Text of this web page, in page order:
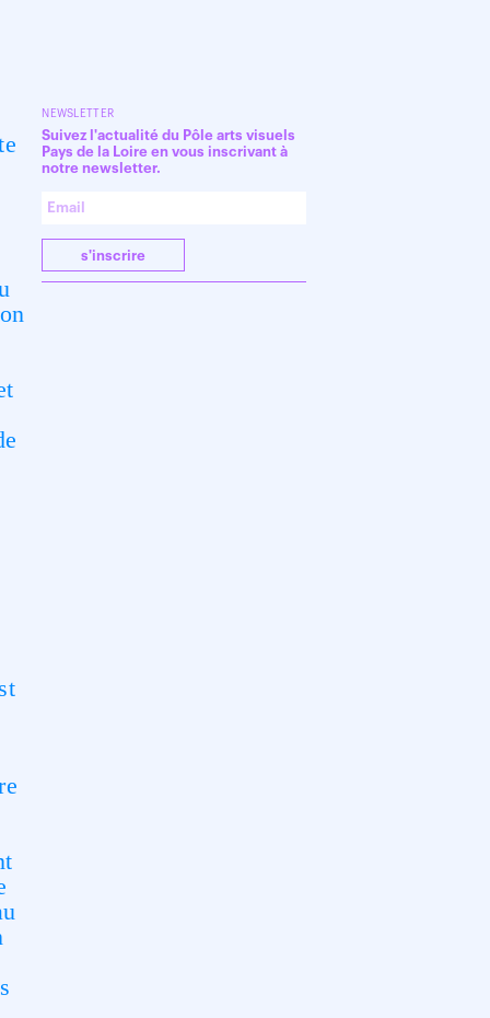
NEWSLETTER
Suivez l'actualité du Pôle arts visuels
Pays de la Loire en vous inscrivant à
notre newsletter.
s'inscrire